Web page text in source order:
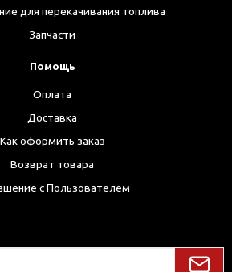
для перекачивания топлива
Запчасти
Помощь
Оплата
Доставка
Как оформить заказ
Возврат товара
с Пользователем